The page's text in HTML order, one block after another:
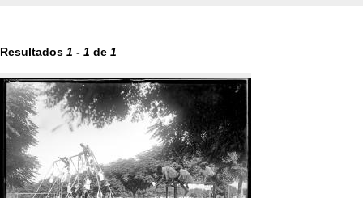
Resultados 1 - 1 de 1